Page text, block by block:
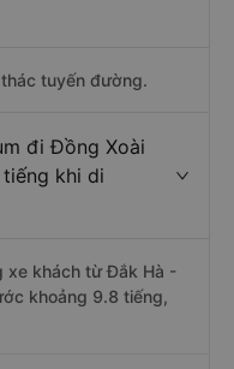
tuyến đường.
đi Đồng Xoài
khi di
xe khách từ Đắk Hà -
khoảng 9.8 tiếng,